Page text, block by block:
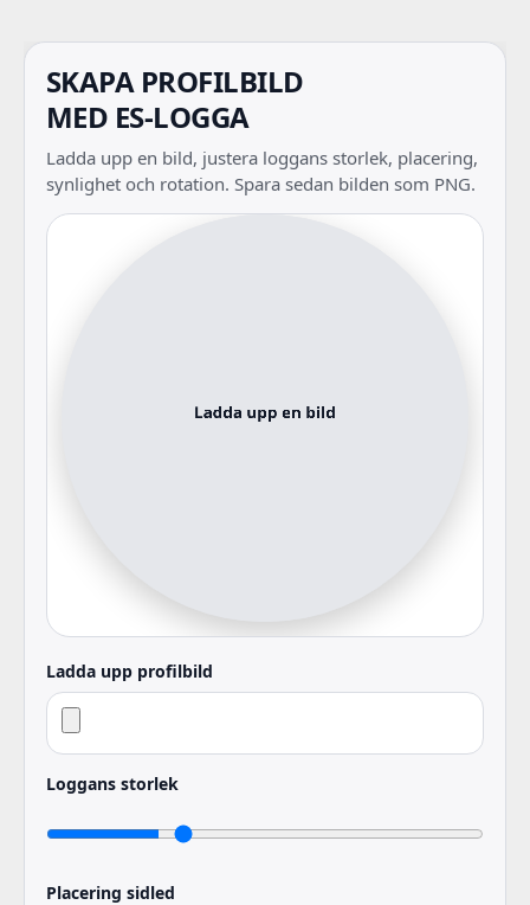
SKAPA PROFILBILD
MED ES-LOGGA
Ladda upp en bild, justera loggans storlek, placering,
synlighet och rotation. Spara sedan bilden som PNG.
Ladda upp profilbild
Loggans storlek
Placering sidled